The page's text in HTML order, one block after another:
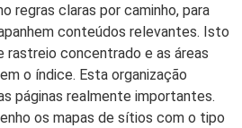
regras claras por caminho, para
conteúdos relevantes. Isto
rastreio concentrado e as áreas
o índice. Esta organização
páginas realmente importantes.
os mapas de sítios com o tipo